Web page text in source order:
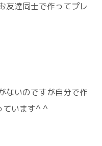
友達同士で作ってプレ
ないのですが自分で作
ています^ ^